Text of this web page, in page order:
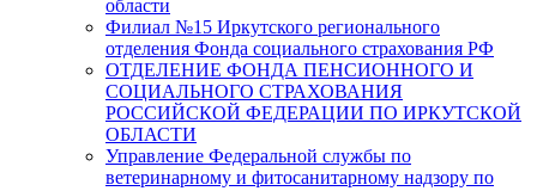
области
Филиал №15 Иркутского регионального
отделения Фонда социального страхования РФ
ОТДЕЛЕНИЕ ФОНДА ПЕНСИОННОГО И
СОЦИАЛЬНОГО СТРАХОВАНИЯ
РОССИЙСКОЙ ФЕДЕРАЦИИ ПО ИРКУТСКОЙ
ОБЛАСТИ
Управление Федеральной службы по
ветеринарному и фитосанитарному надзору по